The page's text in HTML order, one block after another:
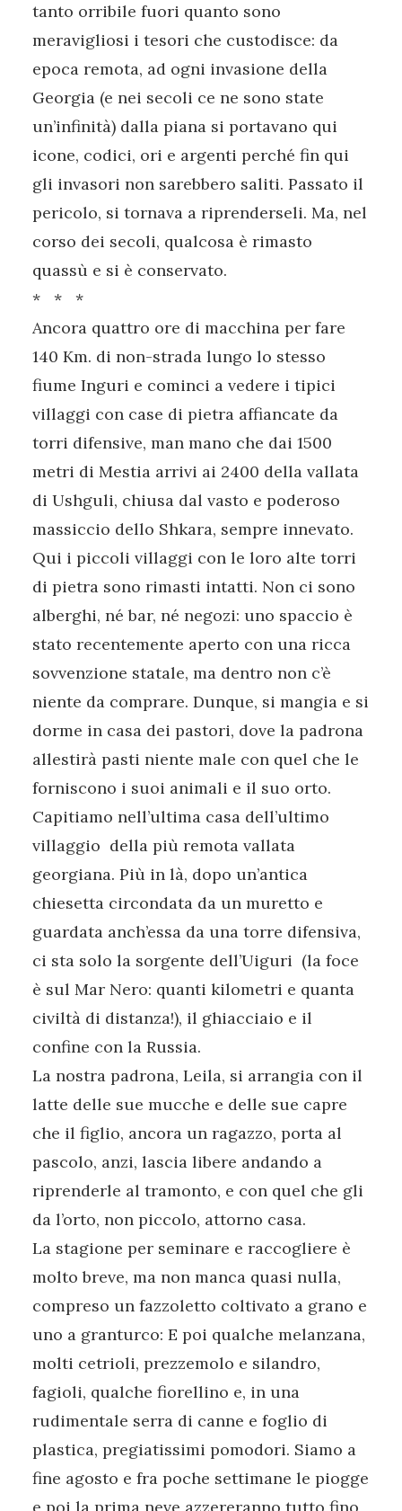
tanto orribile fuori quanto sono
meravigliosi i tesori che custodisce: da
epoca remota, ad ogni invasione della
Georgia (e nei secoli ce ne sono state
un’infinità) dalla piana si portavano qui
icone, codici, ori e argenti perché fin qui
gli invasori non sarebbero saliti. Passato il
pericolo, si tornava a riprenderseli. Ma, nel
corso dei secoli, qualcosa è rimasto
quassù e si è conservato.
* * *
Ancora quattro ore di macchina per fare
140 Km. di non-strada lungo lo stesso
fiume Inguri e cominci a vedere i tipici
villaggi con case di pietra affiancate da
torri difensive, man mano che dai 1500
metri di Mestia arrivi ai 2400 della vallata
di Ushguli, chiusa dal vasto e poderoso
massiccio dello Shkara, sempre innevato.
Qui i piccoli villaggi con le loro alte torri
di pietra sono rimasti intatti. Non ci sono
alberghi, né bar, né negozi: uno spaccio è
stato recentemente aperto con una ricca
sovvenzione statale, ma dentro non c’è
niente da comprare. Dunque, si mangia e si
dorme in casa dei pastori, dove la padrona
allestirà pasti niente male con quel che le
forniscono i suoi animali e il suo orto.
Capitiamo nell’ultima casa dell’ultimo
villaggio della più remota vallata
georgiana. Più in là, dopo un’antica
chiesetta circondata da un muretto e
guardata anch’essa da una torre difensiva,
ci sta solo la sorgente dell’Uiguri (la foce
è sul Mar Nero: quanti kilometri e quanta
civiltà di distanza!), il ghiacciaio e il
confine con la Russia.
La nostra padrona, Leila, si arrangia con il
latte delle sue mucche e delle sue capre
che il figlio, ancora un ragazzo, porta al
pascolo, anzi, lascia libere andando a
riprenderle al tramonto, e con quel che gli
da l’orto, non piccolo, attorno casa.
La stagione per seminare e raccogliere è
molto breve, ma non manca quasi nulla,
compreso un fazzoletto coltivato a grano e
uno a granturco: E poi qualche melanzana,
molti cetrioli, prezzemolo e silandro,
fagioli, qualche fiorellino e, in una
rudimentale serra di canne e foglio di
plastica, pregiatissimi pomodori. Siamo a
fine agosto e fra poche settimane le piogge